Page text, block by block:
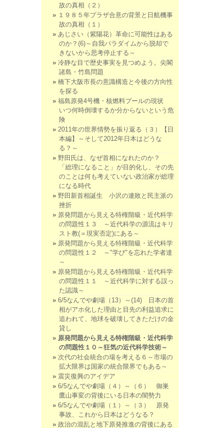
故の真相（２）
１９８５年プラザ合意の背景と日航機事
故の真相（１）
あじさい（紫陽花）革命に可能性はある
のか？(6)～自我パラダイムから脱却で
きないから思考停止する～
冷静な目で歴史事実を見つめよう。尖閣
諸島・竹島問題
橋下大阪市長の意識構造と今後の方向性
を探る
福島原発4号機・核燃料プールの現状
いつ何時倒壊するか分からないという危
険
2011年の世界情勢を振り返る（３）【日
本編】～そして2012年日本はどうな
る？～
野田氏は、なぜ首相になれたのか？
「総理になること」が目的化し、その先
のことは何も考えていない政治家が総理
になる時代
野田新首相誕生 小沢の連敗と民主派の
挫折
原発問題から見える特権階級・近代科学
の問題性１３ ～近代科学の源流はキリ
スト教(＝現実否定)にある～
原発問題から見える特権階級・近代科学
の問題性１２ ～"学び"を忘れた学者達
～
原発問題から見える特権階級・近代科学
の問題性１１ ～近代科学に対する誤っ
た認識～
6/5なんでや劇場（13）～(14) 日本の首
相がアホ化した理由と目先の利益追求に
追われて、地球を破壊してきただけの金
貸し
原発問題から見える特権階級・近代科学
の問題性１０～狂気の近代科学技術～
次代の社会統合の場を考える６～市場の
拡大限界は国家の統合限界でもある～
震災復興のアイデア
6/5なんでや劇場（４）～（６） 御巣
鷹山事変の背後にいる日本の闇勢力
6/5なんでや劇場（１）～（３） 原発
事故、これから日本はどうなる？
政治の混乱と地下原発推進の背後にある